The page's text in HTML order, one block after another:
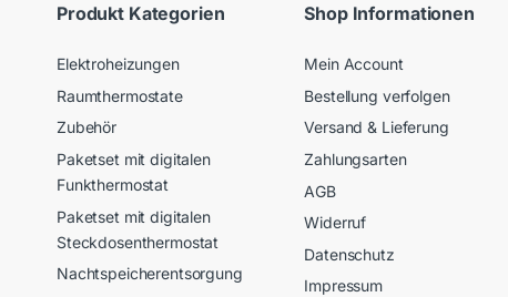
Produkt Kategorien
Elektroheizungen
Raumthermostate
Zubehör
Paketset mit digitalen
Funkthermostat
Paketset mit digitalen
Steckdosenthermostat
Nachtspeicherentsorgung
Shop Informationen
Mein Account
Bestellung verfolgen
Versand & Lieferung
Zahlungsarten
AGB
Widerruf
Datenschutz
Impressum